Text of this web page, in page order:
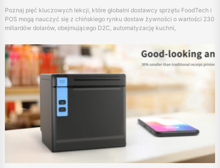
Poznaj pięć kluczowych lekcji, które globalni dostawcy sprzętu FoodTech i
POS mogą nauczyć się z chińskiego rynku dostaw żywności o wartości 230
miliardów dolarów, obejmującego D2C, automatyzację kuchni,